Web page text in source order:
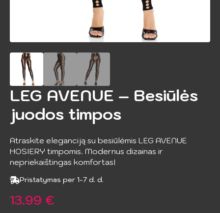
LEG AVENUE – Besiūlės
juodos timpos
Atraskite eleganciją su besiūlėmis LEG AVENUE
HOSIERY timpomis. Modernus dizainas ir
nepriekaištingas komfortas!
Pristatymas per 1-7 d. d.
13.99 €